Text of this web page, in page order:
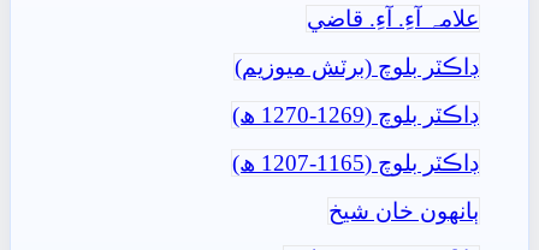
علامہ آءِ. آءِ. قاضي
ڊاڪٽر بلوچ (برٽش ميوزيم)
ڊاڪٽر بلوچ (1269-1270 ھ)
ڊاڪٽر بلوچ (1165-1207 ھ)
ٻانهون خان شيخ